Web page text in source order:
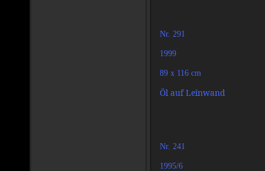
Nr. 291
1999
89 x 116 cm
Öl auf Leinwand
Nr. 241
1995/6